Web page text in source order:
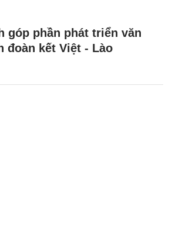
góp phần phát triển văn
đoàn kết Việt - Lào